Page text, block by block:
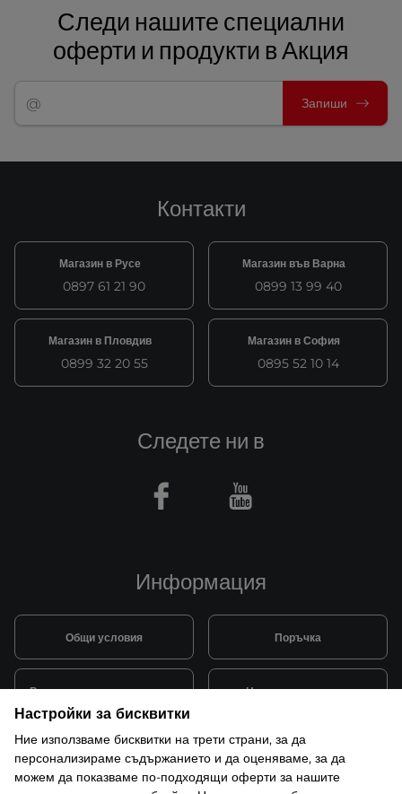
Следи нашите специални
оферти и продукти в Акция
Запиши
Контакти
Магазин в Русе
0897 61 21 90
Магазин във Варна
0899 13 99 40
Магазин в Пловдив
0899 32 20 55
Магазин в София
0895 52 10 14
Информация
Общи условия Поръчка
Видове и цена за транспорт Начини на плащане
Система за лоялни клиенти Монтаж и поддръжка
Следете ни в
Facebook Youtube
Настройки за бисквитки
Ние използваме бисквитки на трети страни, за да
персонализираме съдържанието и да оценяваме, за да
можем да показваме по-подходящи оферти за нашите